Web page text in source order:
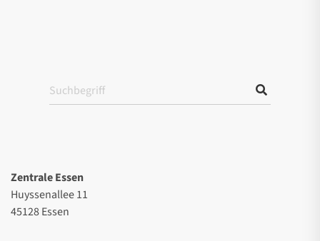
Zentrale Essen
Huyssenallee 11
45128 Essen